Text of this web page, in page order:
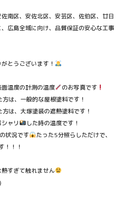
南区、安佐北区、安芸区、佐伯区、廿日
広島全域に向け、品質保証の安心な工事
とうございます！
温度の計測の温度
のお写真です
は、一般的な屋根塗料です！
は、大塚塗装の遮熱塗料です！
ャリ
した時の温度です！
状況です
たった5分照らしただけで、
！！！
すぎて触れません